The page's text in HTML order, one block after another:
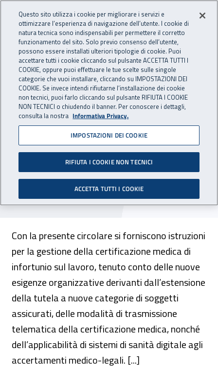
INAIL - Istituto Nazionale
Apri cerca
Navigazione principale
Navigazione - Ti trovi in:
Home Atti e documenti Circolari Inail
29 aprile 2026
29 aprile 2026
Circolare Inail n. 17 del 29
aprile 2026
Certificati di infortunio sul lavoro. Ripresa del
lavoro. Istruzioni.
Con la presente circolare si forniscono istruzioni
per la gestione della certificazione medica di
infortunio sul lavoro, tenuto conto delle nuove
esigenze organizzative derivanti dall’estensione
della tutela a nuove categorie di soggetti
assicurati, delle modalità di trasmissione
telematica della certificazione medica, nonché
dell’applicabilità di sistemi di sanità digitale agli
accertamenti medico-legali. [...]
Questo sito utilizza i cookie per migliorare i servizi e
ottimizzare l’esperienza di navigazione dell’utente. I cookie di
natura tecnica sono indispensabili per permettere il corretto
funzionamento del sito. Solo previo consenso dell’utente,
possono essere installati ulteriori tipologie di cookie. Puoi
accettare tutti i cookie cliccando sul pulsante ACCETTA TUTTI I
COOKIE, oppure puoi effettuare le tue scelte sulle singole
categorie che vuoi installare, cliccando su IMPOSTAZIONI DEI
COOKIE. Se invece intendi rifiutarne l’installazione dei cookie
non tecnici, puoi farlo cliccando sul pulsante RIFIUTA I COOKIE
NON TECNICI o chiudendo il banner. Per conoscere i dettagli,
consulta la nostra Informativa Privacy.
IMPOSTAZIONI DEI COOKIE
RIFIUTA I COOKIE NON TECNICI
ACCETTA TUTTI I COOKIE